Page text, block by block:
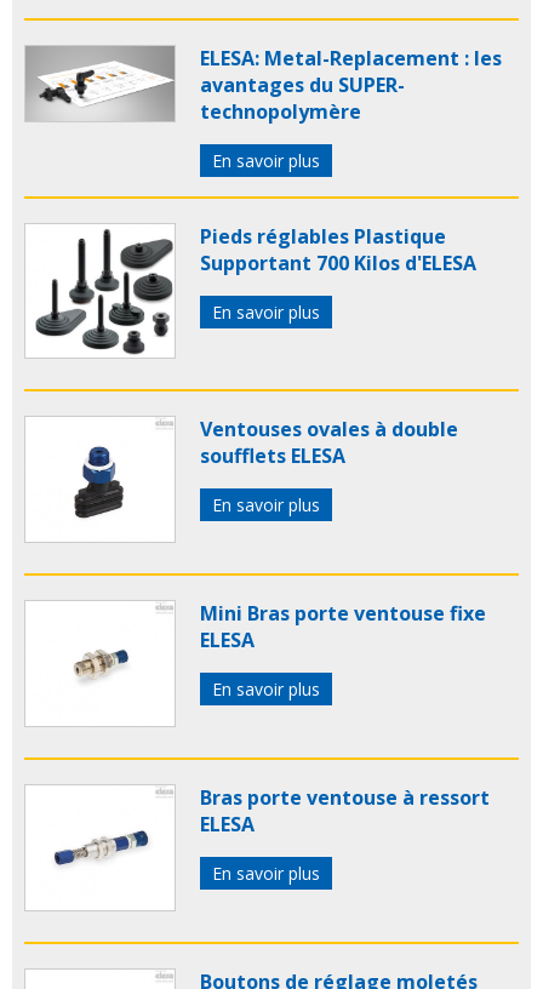
ELESA: Metal-Replacement : les
avantages du SUPER-
technopolymère
En savoir plus
Pieds réglables Plastique
Supportant 700 Kilos d'ELESA
En savoir plus
Ventouses ovales à double
soufflets ELESA
En savoir plus
Mini Bras porte ventouse fixe
ELESA
En savoir plus
Bras porte ventouse à ressort
ELESA
En savoir plus
Boutons de réglage moletés